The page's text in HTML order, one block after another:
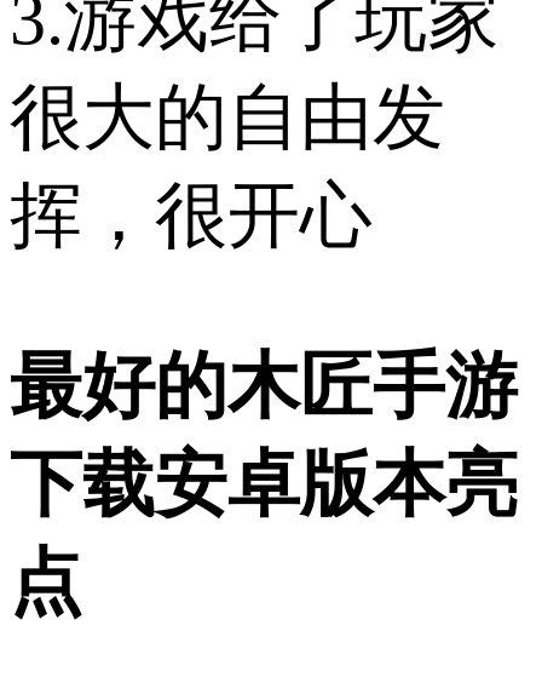
3.游戏给了玩家
很大的自由发
挥，很开心
最好的木匠手游
下载安卓版本亮
点